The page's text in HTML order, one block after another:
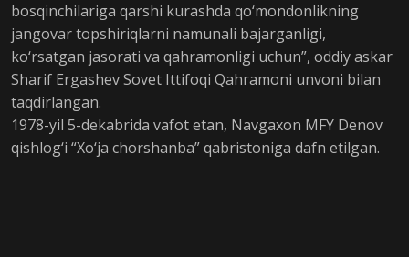
bosqinchilariga qarshi kurashda qo‘mondonlikning
jangovar topshiriqlarni namunali bajarganligi,
ko‘rsatgan jasorati va qahramonligi uchun”, oddiy askar
Sharif Ergashev Sovet Ittifoqi Qahramoni unvoni bilan
taqdirlangan.
1978-yil 5-dekabrida vafot etan, Navgaxon MFY Denov
qishlog‘i “Xo‘ja chorshanba” qabristoniga dafn etilgan.